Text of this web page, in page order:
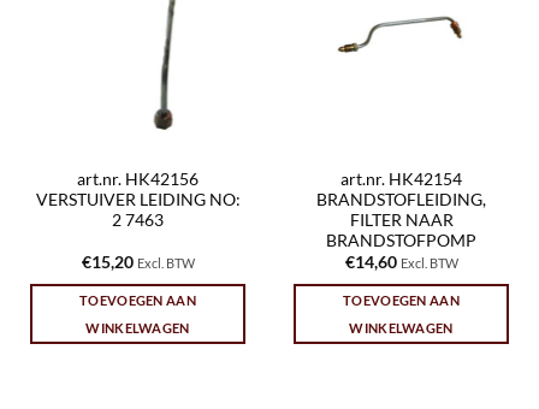
art.nr. HK42156
VERSTUIVER LEIDING NO:
2 7463
€15,20 Excl. BTW
TOEVOEGEN AAN
WINKELWAGEN
art.nr. HK42154
BRANDSTOFLEIDING,
FILTER NAAR
BRANDSTOFPOMP
€14,60 Excl. BTW
TOEVOEGEN AAN
WINKELWAGEN